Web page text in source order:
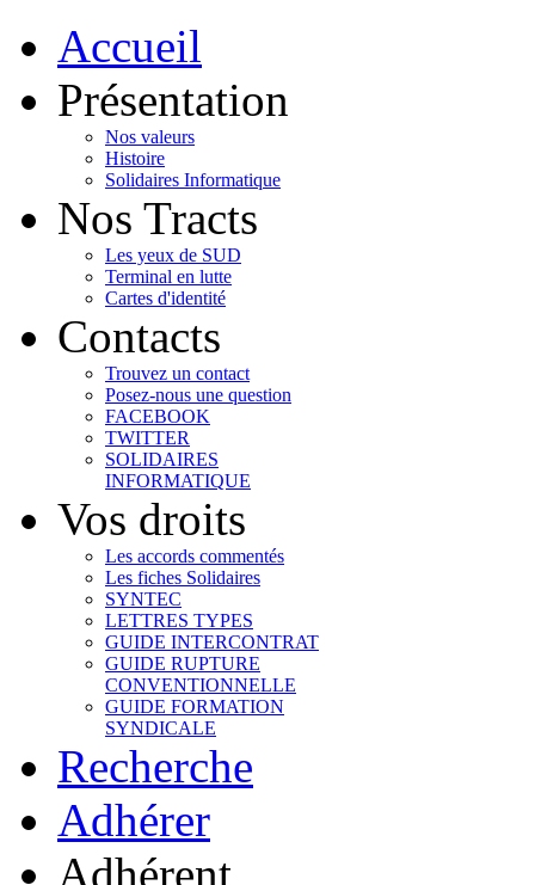
Accueil
Présentation
Nos valeurs
Histoire
Solidaires Informatique
Nos Tracts
Les yeux de SUD
Terminal en lutte
Cartes d'identité
Contacts
Trouvez un contact
Posez-nous une question
FACEBOOK
TWITTER
SOLIDAIRES
INFORMATIQUE
Vos droits
Les accords commentés
Les fiches Solidaires
SYNTEC
LETTRES TYPES
GUIDE INTERCONTRAT
GUIDE RUPTURE
CONVENTIONNELLE
GUIDE FORMATION
SYNDICALE
Recherche
Adhérer
Adhérent